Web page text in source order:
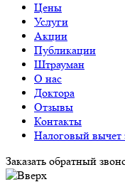
Цены
Услуги
Акции
Публикации
Штрауман
О нас
Доктора
Отзывы
Контакты
Налоговый вычет
Заказать обратный